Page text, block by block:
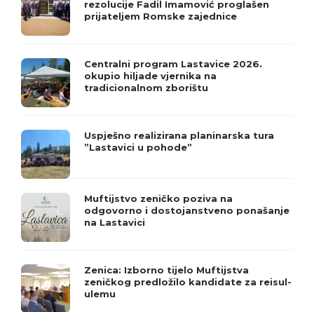
rezolucije Fadil Imamović proglašen
prijateljem Romske zajednice
Centralni program Lastavice 2026.
okupio hiljade vjernika na
tradicionalnom zborištu
Uspješno realizirana planinarska tura
”Lastavici u pohode”
Muftijstvo zeničko poziva na
odgovorno i dostojanstveno ponašanje
na Lastavici
Zenica: Izborno tijelo Muftijstva
zeničkog predložilo kandidate za reisul-
ulemu